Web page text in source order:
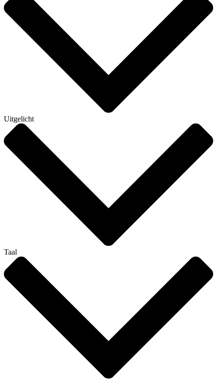
Uitgelicht
Taal